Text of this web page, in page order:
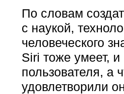
По словам
с наукой,
человеческого
Siri тоже умеет,
пользователя, а
удовлетворили